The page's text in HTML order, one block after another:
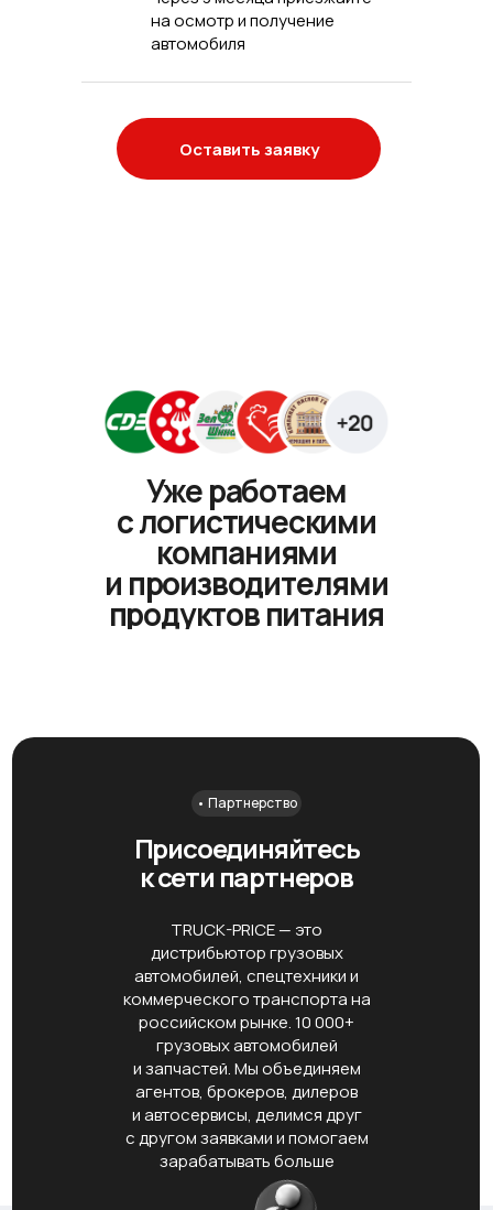
на осмотр и получение
автомобиля
Оставить заявку
Уже работаем
с логистическими
компаниями
и производителями
продуктов питания
Присоединяйтесь
к сети партнеров
TRUCK-PRICE — это
дистрибьютор грузовых
автомобилей, спецтехники и
коммерческого транспорта на
российском рынке. 10 000+
грузовых автомобилей
и запчастей. Мы объединяем
агентов, брокеров, дилеров
и автосервисы, делимся друг
с другом заявками и помогаем
зарабатывать больше
• Партнерство